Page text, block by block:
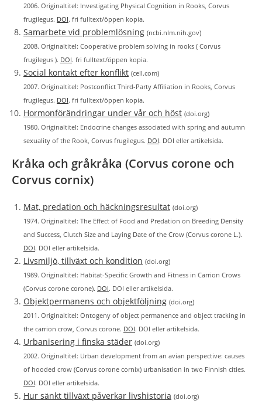
2006. Originaltitel: Investigating Physical Cognition in Rooks, Corvus
frugilegus. DOI. fri fulltext/öppen kopia.
Samarbete vid problemlösning (ncbi.nlm.nih.gov)
2008. Originaltitel: Cooperative problem solving in rooks ( Corvus
frugilegus ). DOI. fri fulltext/öppen kopia.
Social kontakt efter konflikt (cell.com)
2007. Originaltitel: Postconflict Third-Party Affiliation in Rooks, Corvus
frugilegus. DOI. fri fulltext/öppen kopia.
Hormonförändringar under vår och höst (doi.org)
1980. Originaltitel: Endocrine changes associated with spring and autumn
sexuality of the Rook, Corvus frugilegus. DOI. DOI eller artikelsida.
Kråka och gråkråka (Corvus corone och
Corvus cornix)
Mat, predation och häckningsresultat (doi.org)
1974. Originaltitel: The Effect of Food and Predation on Breeding Density
and Success, Clutch Size and Laying Date of the Crow (Corvus corone L.).
DOI. DOI eller artikelsida.
Livsmiljö, tillväxt och kondition (doi.org)
1989. Originaltitel: Habitat-Specific Growth and Fitness in Carrion Crows
(Corvus corone corone). DOI. DOI eller artikelsida.
Objektpermanens och objektföljning (doi.org)
2011. Originaltitel: Ontogeny of object permanence and object tracking in
the carrion crow, Corvus corone. DOI. DOI eller artikelsida.
Urbanisering i finska städer (doi.org)
2002. Originaltitel: Urban development from an avian perspective: causes
of hooded crow (Corvus corone cornix) urbanisation in two Finnish cities.
DOI. DOI eller artikelsida.
Hur sänkt tillväxt påverkar livshistoria (doi.org)